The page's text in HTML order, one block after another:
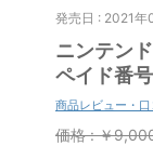
発売日 : 2021年
ニンテン
ペイド番
円|オンラ
ド版
商品レビュー・
価格 : ￥